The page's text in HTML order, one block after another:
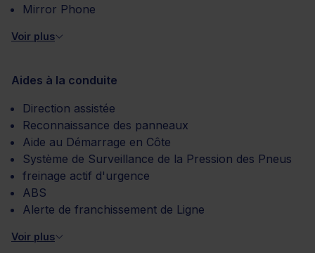
Mirror Phone
Voir plus
Aides à la conduite
Direction assistée
Reconnaissance des panneaux
Aide au Démarrage en Côte
Système de Surveillance de la Pression des Pneus
freinage actif d'urgence
ABS
Alerte de franchissement de Ligne
Voir plus